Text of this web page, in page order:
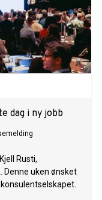
dag i ny jobb
Rusti,
Denne uken ønsket